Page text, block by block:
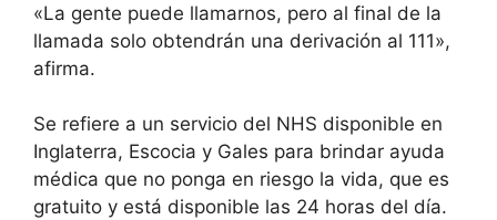
«La gente puede llamarnos, pero al final de la
llamada solo obtendrán una derivación al 111»,
afirma.
Se refiere a un servicio del NHS disponible en
Inglaterra, Escocia y Gales para brindar ayuda
médica que no ponga en riesgo la vida, que es
gratuito y está disponible las 24 horas del día.